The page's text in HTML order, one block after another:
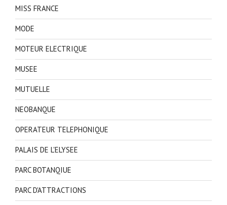
MISS FRANCE
MODE
MOTEUR ELECTRIQUE
MUSEE
MUTUELLE
NEOBANQUE
OPERATEUR TELEPHONIQUE
PALAIS DE L'ELYSEE
PARC BOTANQIUE
PARC D'ATTRACTIONS